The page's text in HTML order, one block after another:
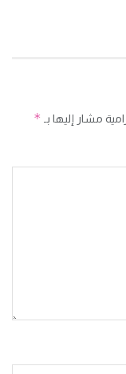
مشار إليها بـ *